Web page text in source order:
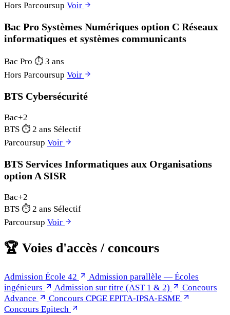
Hors Parcoursup Voir
Bac Pro Systèmes Numériques option C Réseaux
informatiques et systèmes communicants
Bac Pro ⏱ 3 ans
Hors Parcoursup Voir
BTS Cybersécurité
Bac+2
BTS ⏱ 2 ans Sélectif
Parcoursup Voir
BTS Services Informatiques aux Organisations
option A SISR
Bac+2
BTS ⏱ 2 ans Sélectif
Parcoursup Voir
🏆 Voies d'accès / concours
Admission École 42
Admission parallèle — Écoles
ingénieurs
Admission sur titre (AST 1 & 2)
Concours
Advance
Concours CPGE EPITA-IPSA-ESME
Concours Epitech